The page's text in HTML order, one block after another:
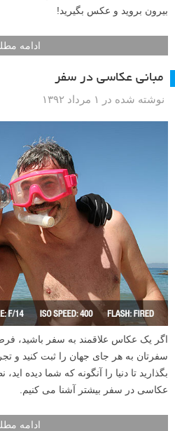
بیرون بروید و عکس بگیرید!
ادامه
مبانی عکاسی در سفر
نوشته شده در ۱ مرداد ۱۳۹۲
اگر یک عکاس علاقمند به سفر باشید،
سفرتان به هر جای جهان را ثبت کنید و
بگذارید تا دنیا را آنگونه که شما دیده
عکاسی در سفر بیشتر آشنا می کنیم.
ادامه